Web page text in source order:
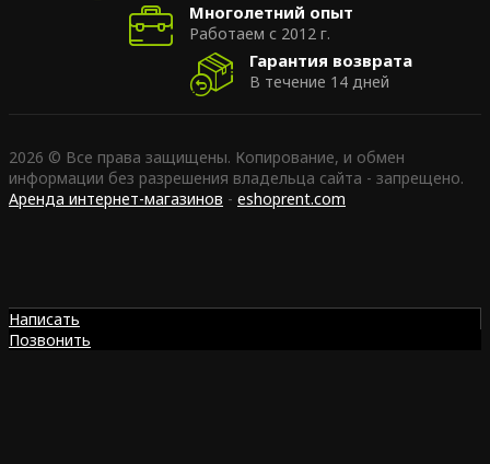
Многолетний опыт
Работаем с 2012 г.
Гарантия возврата
В течение 14 дней
2026 © Все права защищены. Копирование, и обмен
информации без разрешения владельца сайта - запрещено.
Аренда интернет-магазинов - eshoprent.com
Написать
Позвонить